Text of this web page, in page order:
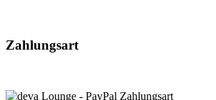
Zahlungsart